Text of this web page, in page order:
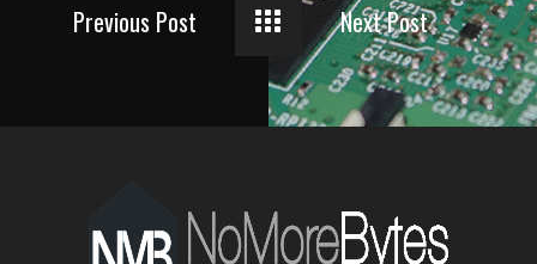
Previous Post Next Post